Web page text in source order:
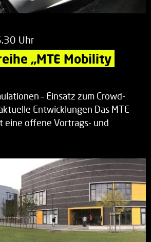
Uhr
„MTE Mobility
– Einsatz zum Crowd-
Entwicklungen Das MTE
eine offene Vortrags- und